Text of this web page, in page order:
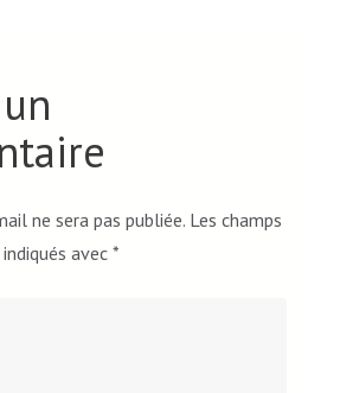
ne sera pas publiée. Les champs
avec *